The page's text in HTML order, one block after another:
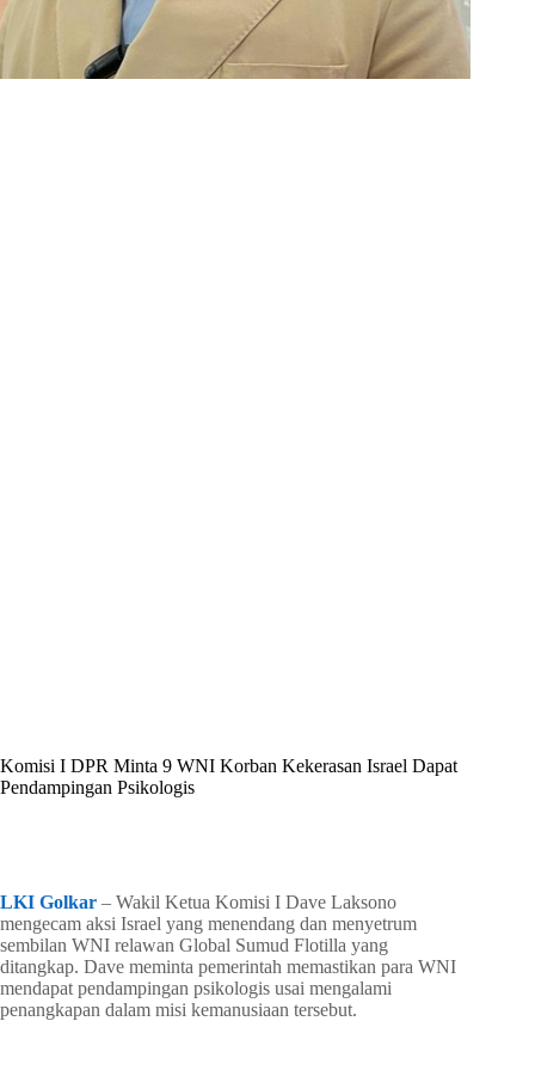
Komisi I DPR Minta 9 WNI Korban Kekerasan Israel Dapat
Pendampingan Psikologis
LKI Golkar – Wakil Ketua Komisi I Dave Laksono
mengecam aksi Israel yang menendang dan menyetrum
sembilan WNI relawan Global Sumud Flotilla yang
ditangkap. Dave meminta pemerintah memastikan para WNI
mendapat pendampingan psikologis usai mengalami
penangkapan dalam misi kemanusiaan tersebut.